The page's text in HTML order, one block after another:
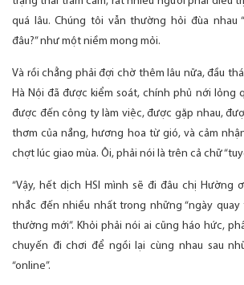
quá lâu. Chúng tôi vẫn thường hỏi đùa nhau
đâu?” như một niềm mong mỏi.
Và rồi chẳng phải đợi chờ thêm lâu nữa, đầu
Hà Nội đã được kiểm soát, chính phủ nới lỏng
được đến công ty làm việc, được gặp nhau,
thơm của nắng, hương hoa từ gió, và cảm
chợt lúc giao mùa. Ôi, phải nói là trên cả chữ
“Vậy, hết dịch HSI mình sẽ đi đâu chị Hường
nhắc đến nhiều nhất trong những “ngày
thường mới”. Khỏi phải nói ai cũng háo hức,
chuyến đi chơi để ngồi lại cùng nhau sau
“online”.